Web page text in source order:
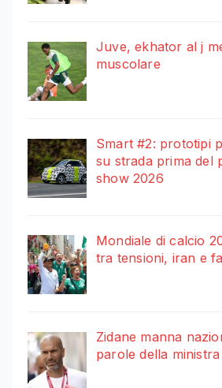
Juve, ekhator al j
muscolare
Smart #2: prototipi
su strada prima del
show 2026
Mondiale di calcio
tra tensioni, iran e
Zidane manna
parole della